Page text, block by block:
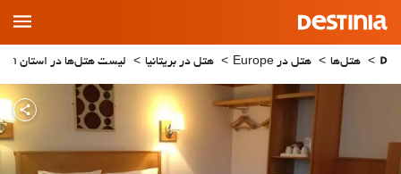
Main
Menu
هتل‌ها هتل در Europe هتل در بریتانیا لیست هتل‌ها در استان Antrim